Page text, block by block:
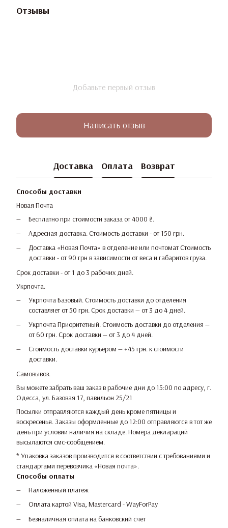
Отзывы
Добавьте первый отзыв
Написать отзыв
Доставка Оплата Возврат
Способы доставки
Новая Почта
Бесплатно при стоимости заказа от 4000 ₴.
Адресная доставка. Стоимость доставки - от 150 грн.
Доставка «Новая Почта» в отделение или почтомат Стоимость
доставки - от 90 грн в зависимости от веса и габаритов груза.
Срок доставки - от 1 до 3 рабочих дней.
Укрпочта.
Укрпочта Базовый. Стоимость доставки до отделения
составляет от 50 грн. Срок доставки — от 3 до 4 дней.
Укрпочта Приоритетный. Стоимость доставки до отделения —
от 60 грн. Срок доставки — от 3 до 4 дней.
Стоимость доставки курьером — +45 грн. к стоимости
доставки.
Самовывоз.
Вы можете забрать ваш заказ в рабочие дни до 15:00 по адресу, г.
Одесса, ул. Базовая 17, павильон 25/21
Посылки отправляются каждый день кроме пятницы и
воскресенья. Заказы оформленные до 12:00 отправляются в тот же
день при условии наличия на складе. Номера деклараций
высылаются смс-сообщением.
* Упаковка заказов производится в соответствии с требованиями и
стандартами перевозчика «Новая почта».
Способы оплаты
Наложенный платеж
Оплата картой Visa, Mastercard - WayForPay
Безналичная оплата на банковский счет